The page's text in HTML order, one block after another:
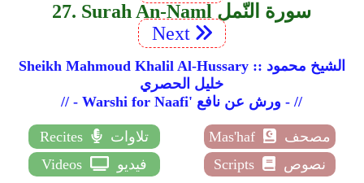
27. Surah An-Naml سورة النّمل
Next
Sheikh Mahmoud Khalil Al-Hussary :: الشيخ محمود
خليل الحصري
// - Warshi for Naafi' ورش عن نافع - //
Recites تلاوات Mas'haf
مصحف
Videos
فيديو Scripts نصوص